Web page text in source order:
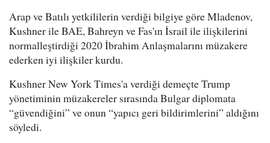
Arap ve Batılı yetkililerin verdiği bilgiye göre Mladenov,
Kushner ile BAE, Bahreyn ve Fas'ın İsrail ile ilişkilerini
normalleştirdiği 2020 İbrahim Anlaşmalarını müzakere
ederken iyi ilişkiler kurdu.
Kushner New York Times'a verdiği demeçte Trump
yönetiminin müzakereler sırasında Bulgar diplomata
“güvendiğini” ve onun “yapıcı geri bildirimlerini” aldığını
söyledi.